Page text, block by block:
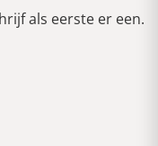
als eerste er een.